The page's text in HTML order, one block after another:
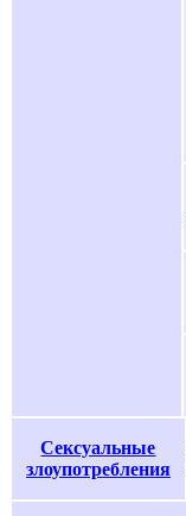
Сексуальные
злоупотребления